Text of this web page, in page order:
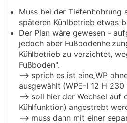
Dadurch kein Kondensator
sitzt, wird die komplette
Wasserkreis abtransportiert.
Damit lässt sich auch die Luft
Kompressor-Frequenz sehr
Die Wassertemperatur ist
Kühlleistung beinahe egal, es
Leistung abtransportiert
ca. 25°C sollte dieVL-Temp.
nicht unbedingt sein, es sei
Wasserdurchsatz wird weiter
Muss bei der Tiefenbohrung
späteren Kühlbetrieb etwas
Der Plan wäre gewesen -
jedoch aber
Kühlbetrieb zu verzichtet,
Fußboden".
--> sprich es ist eine WP
ausgewählt (WPE-I 12 H 230
--> soll hier der Wechsel auf
Kühlfunktion) angestrebt
--> muss dann mit einer